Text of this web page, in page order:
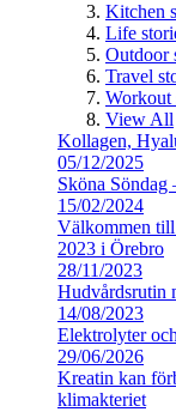
Kitchen
Life
Outdoor
Travel
Workout
View All
Kollagen,
05/12/2025
Sköna
15/02/2024
Välkommen till
2023 i Örebro
28/11/2023
Hudvårdsrutin
14/08/2023
Elektrolyter
29/06/2026
Kreatin kan
klimakteriet